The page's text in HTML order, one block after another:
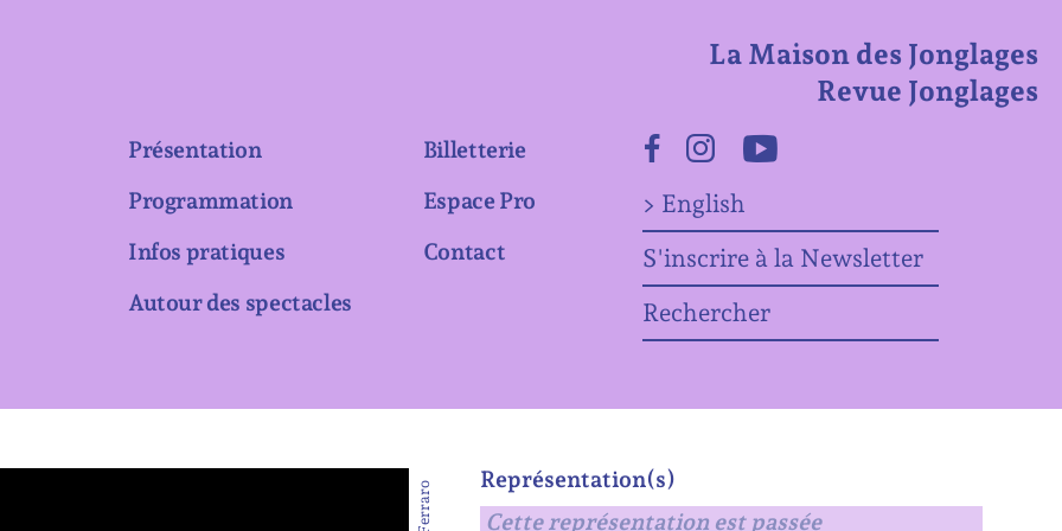
Présentation
Programmation
Infos pratiques
Autour des spectacles
Billetterie
Espace Pro
Contact
Facebook
> English
S'inscrire à la Newsletter
Rechercher
La Maison des Jonglages
Revue Jonglages
Représentation(s)
Cette représentation est passée